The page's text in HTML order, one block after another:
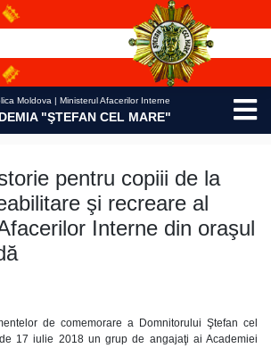
Moldova | Ministerul Afacerilor Interne
"ŞTEFAN CEL MARE"
pentru copiii de la
şi recreare al
Interne din oraşul
de comemorare a Domnitorului Ştefan cel
17 iulie 2018 un grup de angajaţi ai Academiei